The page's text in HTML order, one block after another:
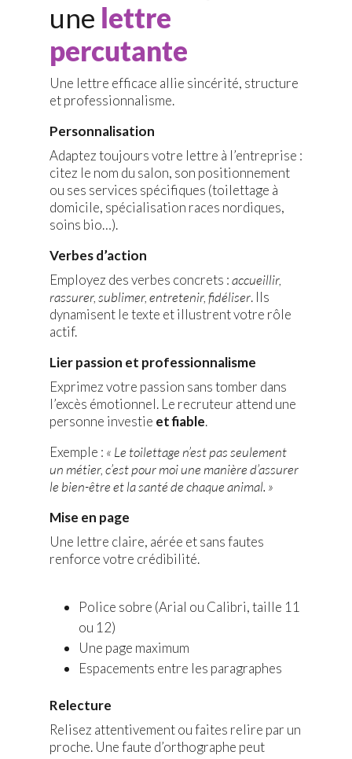
une lettre
percutante
Une lettre efficace allie sincérité, structure
et professionnalisme.
Personnalisation
Adaptez toujours votre lettre à l’entreprise :
citez le nom du salon, son positionnement
ou ses services spécifiques (toilettage à
domicile, spécialisation races nordiques,
soins bio…).
Verbes d’action
Employez des verbes concrets :accueillir,
rassurer, sublimer, entretenir, fidéliser. Ils
dynamisent le texte et illustrent votre rôle
actif.
Lier passion et professionnalisme
Exprimez votre passion sans tomber dans
l’excès émotionnel. Le recruteur attend une
personne investie et fiable.
Exemple : « Le toilettage n’est pas seulement
un métier, c’est pour moi une manière d’assurer
le bien-être et la santé de chaque animal. »
Mise en page
Une lettre claire, aérée et sans fautes
renforce votre crédibilité.
Police sobre (Arial ou Calibri, taille 11
ou 12)
Une page maximum
Espacements entre les paragraphes
Relecture
Relisez attentivement ou faites relire par un
proche. Une faute d’orthographe peut